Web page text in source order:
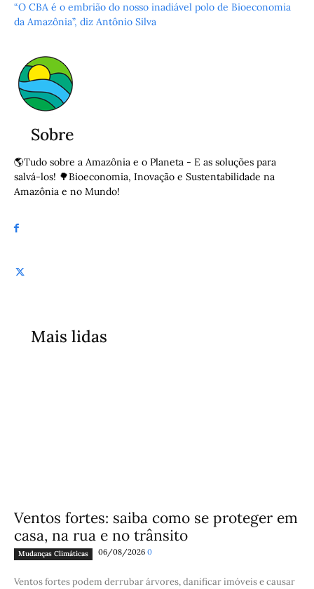
“O CBA é o embrião do nosso inadiável polo de Bioeconomia
da Amazônia”, diz Antônio Silva
Sobre
🌎Tudo sobre a Amazônia e o Planeta - E as soluções para
salvá-los! 🌳Bioeconomia, Inovação e Sustentabilidade na
Amazônia e no Mundo!
Mais lidas
Ventos fortes: saiba como se proteger em
casa, na rua e no trânsito
Mudanças Climáticas 06/08/2026 0
Ventos fortes podem derrubar árvores, danificar imóveis e causar